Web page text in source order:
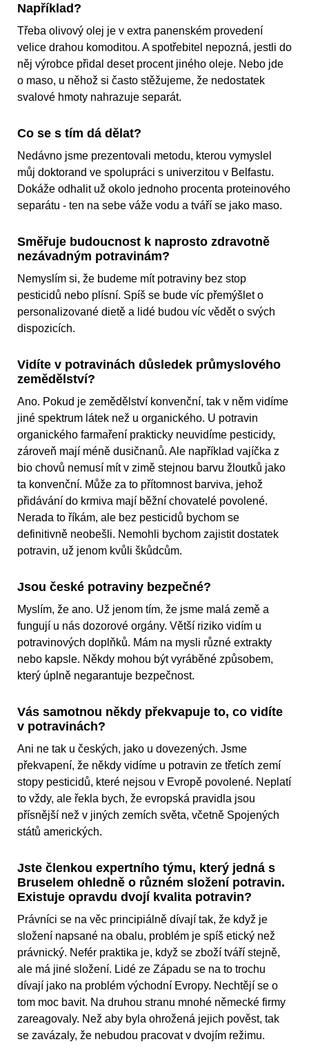
Například?
Třeba olivový olej je v extra panenském provedení
velice drahou komoditou. A spotřebitel nepozná, jestli do
něj výrobce přidal deset procent jiného oleje. Nebo jde
o maso, u něhož si často stěžujeme, že nedostatek
svalové hmoty nahrazuje separát.
Co se s tím dá dělat?
Nedávno jsme prezentovali metodu, kterou vymyslel
můj doktorand ve spolupráci s univerzitou v Belfastu.
Dokáže odhalit už okolo jednoho procenta proteinového
separátu - ten na sebe váže vodu a tváří se jako maso.
Směřuje budoucnost k naprosto zdravotně
nezávadným potravinám?
Nemyslím si, že budeme mít potraviny bez stop
pesticidů nebo plísní. Spíš se bude víc přemýšlet o
personalizované dietě a lidé budou víc vědět o svých
dispozicích.
Vidíte v potravinách důsledek průmyslového
zemědělství?
Ano. Pokud je zemědělství konvenční, tak v něm vidíme
jiné spektrum látek než u organického. U potravin
organického farmaření prakticky neuvidíme pesticidy,
zároveň mají méně dusičnanů. Ale například vajíčka z
bio chovů nemusí mít v zimě stejnou barvu žloutků jako
ta konvenční. Může za to přítomnost barviva, jehož
přidávání do krmiva mají běžní chovatelé povolené.
Nerada to říkám, ale bez pesticidů bychom se
definitivně neobešli. Nemohli bychom zajistit dostatek
potravin, už jenom kvůli škůdcům.
Jsou české potraviny bezpečné?
Myslím, že ano. Už jenom tím, že jsme malá země a
fungují u nás dozorové orgány. Větší riziko vidím u
potravinových doplňků. Mám na mysli různé extrakty
nebo kapsle. Někdy mohou být vyráběné způsobem,
který úplně negarantuje bezpečnost.
Vás samotnou někdy překvapuje to, co vidíte
v potravinách?
Ani ne tak u českých, jako u dovezených. Jsme
překvapení, že někdy vidíme u potravin ze třetích zemí
stopy pesticidů, které nejsou v Evropě povolené. Neplatí
to vždy, ale řekla bych, že evropská pravidla jsou
přísnější než v jiných zemích světa, včetně Spojených
států amerických.
Jste členkou expertního týmu, který jedná s
Bruselem ohledně o různém složení potravin.
Existuje opravdu dvojí kvalita potravin?
Právníci se na věc principiálně dívají tak, že když je
složení napsané na obalu, problém je spíš etický než
právnický. Nefér praktika je, když se zboží tváří stejně,
ale má jiné složení. Lidé ze Západu se na to trochu
dívají jako na problém východní Evropy. Nechtějí se o
tom moc bavit. Na druhou stranu mnohé německé firmy
zareagovaly. Než aby byla ohrožená jejich pověst, tak
se zavázaly, že nebudou pracovat v dvojím režimu.